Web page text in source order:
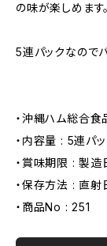
の味が楽しめます。
5連パックなので
・沖縄ハム総合
・内容量 : 5連パ
・賞味期限 : 製造
・保存方法 : 直
・商品No : 251